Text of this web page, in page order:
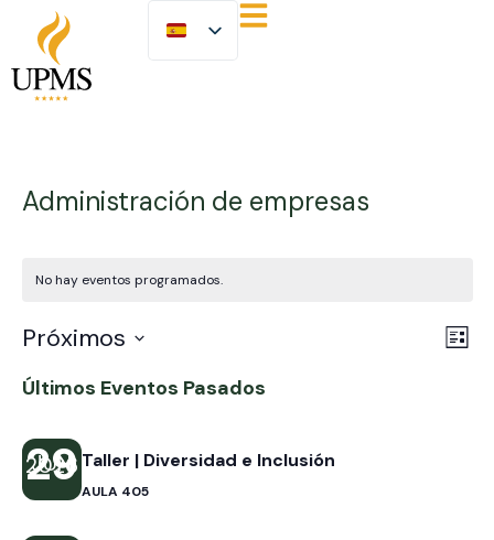
Administración de empresas
No hay eventos programados.
Lista
Próximos
la
fecha.
Últimos Eventos Pasados
JUN
29
2026 Taller | Diversidad e Inclusión
AULA 405